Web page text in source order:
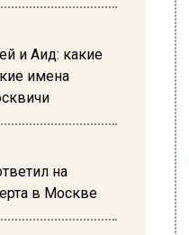
и Аид: какие
имена
на
в Москве